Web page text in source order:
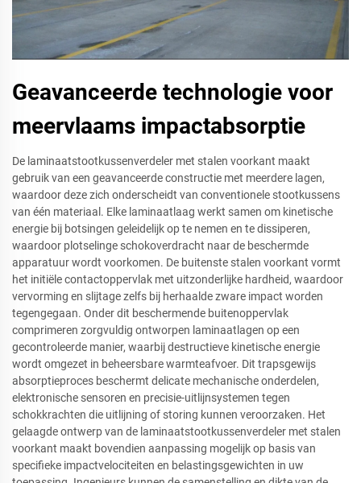
Geavanceerde technologie voor
meervlaams impactabsorptie
De laminaatstootkussenverdeler met stalen voorkant maakt
gebruik van een geavanceerde constructie met meerdere lagen,
waardoor deze zich onderscheidt van conventionele stootkussens
van één materiaal. Elke laminaatlaag werkt samen om kinetische
energie bij botsingen geleidelijk op te nemen en te dissiperen,
waardoor plotselinge schokoverdracht naar de beschermde
apparatuur wordt voorkomen. De buitenste stalen voorkant vormt
het initiële contactoppervlak met uitzonderlijke hardheid, waardoor
vervorming en slijtage zelfs bij herhaalde zware impact worden
tegengegaan. Onder dit beschermende buitenoppervlak
comprimeren zorgvuldig ontworpen laminaatlagen op een
gecontroleerde manier, waarbij destructieve kinetische energie
wordt omgezet in beheersbare warmteafvoer. Dit trapsgewijs
absorptieproces beschermt delicate mechanische onderdelen,
elektronische sensoren en precisie-uitlijnsystemen tegen
schokkrachten die uitlijning of storing kunnen veroorzaken. Het
gelaagde ontwerp van de laminaatstootkussenverdeler met stalen
voorkant maakt bovendien aanpassing mogelijk op basis van
specifieke impactvelociteiten en belastingsgewichten in uw